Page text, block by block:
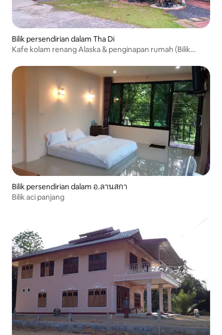
Bilik persendirian dalam Tha Di
Kafe kolam renang Alaska & penginapan rumah (Bilik
Bilik persendirian dalam อ.ลานสกา
Bilik aci panjang